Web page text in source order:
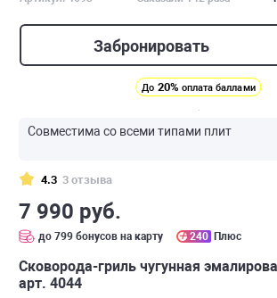
Забронировать
До 20% оплата баллами
Совместима со всеми типами плит
4.3 3 отзыва
7 990 руб.
до 799 бонусов на карту 240 Плюс
Сковорода-гриль чугунная
арт. 4044